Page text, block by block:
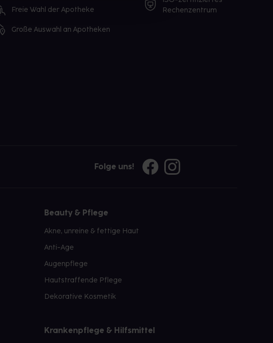
Freie Wahl der Apotheke
Große Auswahl an Apotheken
Rechenzentrum
Folge uns!
Beauty & Pflege
Akne, unreine & fettige Haut
Anti-Age
Augenpflege
Hautstraffende Pflege
Dekorative Kosmetik
Krankenpflege & Hilfsmittel